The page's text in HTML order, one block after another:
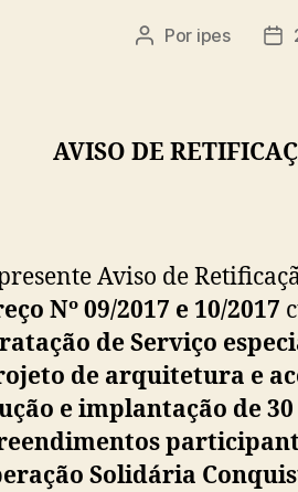
Autor
Por ipes
AVISO DE
Aviso de
Nº 09/2017 e 10/2017
de Serviço
de arquitetura e
e implantação de
Solidária